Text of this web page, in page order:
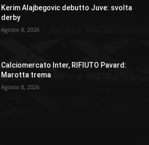
Kerim Alajbegovic debutto Juve: svolta
derby
Agosto 8, 2026
Calciomercato Inter, RIFIUTO Pavard:
Marotta trema
Agosto 8, 2026